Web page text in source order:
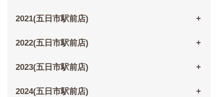
2021(五日市駅前店)
2022(五日市駅前店)
2023(五日市駅前店)
2024(五日市駅前店)